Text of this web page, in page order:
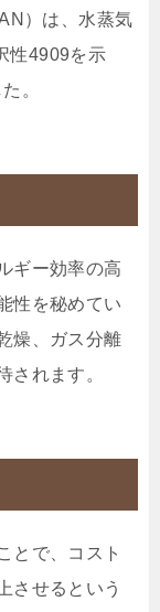
）は、水蒸気
性4909を示
。
ギー効率の高
性を秘めてい
燥、ガス分離
されます。
とで、コスト
させるという